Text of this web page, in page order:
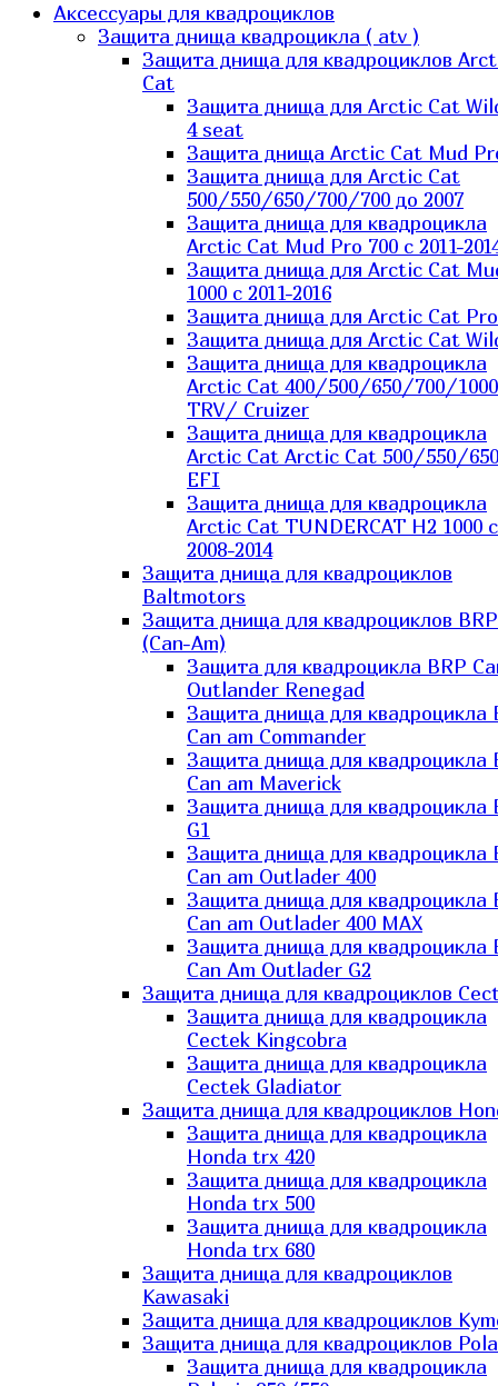
Аксессуары для квадроциклов
Защита днища квадроцикла ( atv )
Защита днища для квадроциклов
Cat
Защита днища для Arctic Cat
4 seat
Защита днища Arctic Cat Mud
Защита днища для Arctic Cat
500/550/650/700/700 до 2007
Защита днища для квадроцикла
Arctic Cat Mud Pro 700 с 2011-
Защита днища для Arctic Cat
1000 c 2011-2016
Защита днища для Arctic Cat
Защита днища для Arctic Cat
Защита днища для квадроцикла
Arctic Cat 400/500/650/700/1000
TRV/ Cruizer
Защита днища для квадроцикла
Arctic Cat Arctic Cat 500/550/
EFI
Защита днища для квадроцикла
Arctic Cat TUNDERCAT H2 1000 c
2008-2014
Защита днища для квадроциклов
Baltmotors
Защита днища для квадроциклов BRP
(Can-Am)
Защита для квадроцикла BRP
Outlander Renegad
Защита днища для квадроцикла
Can am Commander
Защита днища для квадроцикла
Can am Maverick
Защита днища для квадроцикла
G1
Защита днища для квадроцикла
Can am Outlader 400
Защита днища для квадроцикла
Can am Outlader 400 MAX
Защита днища для квадроцикла
Can Аm Outlader G2
Защита днища для квадроциклов
Защита днища для квадроцикла
Cectek Kingcobra
Защита днища для квадроцикла
Cectek Gladiator
Защита днища для квадроциклов
Защита днища для квадроцикла
Honda trx 420
Защита днища для квадроцикла
Honda trx 500
Защита днища для квадроцикла
Honda trx 680
Защита днища для квадроциклов
Kawasaki
Защита днища для квадроциклов
Защита днища для квадроциклов
Защита днища для квадроцикла